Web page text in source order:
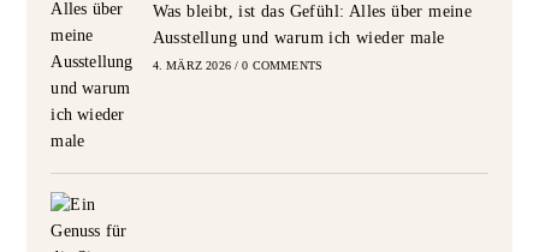
Was bleibt, ist das Gefühl: Alles über meine
Ausstellung und warum ich wieder male
4. MÄRZ 2026 / 0 COMMENTS